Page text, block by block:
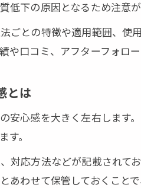
防水工事保証書を
防水工事保証制
防水工事契約内
もし保証内容で迷った
防水工事保証内
防水工事保証期間
下の原因となるため注意が
ごとの特徴や適用範囲、
や口コミ、アフターフォロ
とは
安心感を大きく左右しま
。
対応方法などが記載され
わせて保管しておくこと